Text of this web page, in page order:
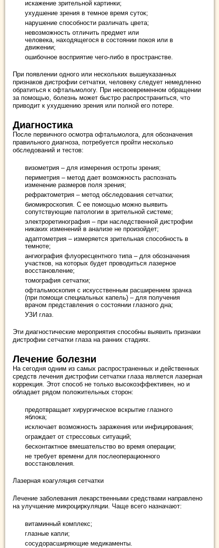
искажение зрительной картинки;
ухудшение зрения в темное время суток;
нарушение способности различать цвета;
невозможность отличить предмет или
человека, находящегося в состоянии покоя или в
движении;
ошибочное восприятие чего-либо в пространстве.
При появлении одного или нескольких вышеуказанных
признаков дистрофии сетчатки, человеку следует немедленно
обратиться к офтальмологу. При несвоевременном обращении
за помощью, болезнь может быстро распространиться, что
приводит к ухудшению зрения или полной его потере.
Диагностика
После первичного осмотра офтальмолога, для обозначения
правильного диагноза, потребуется пройти несколько
обследований и тестов:
визометрия – для измерения остроты зрения;
периметрия – метод дает возможность распознать
изменение размеров поля зрения;
рефрактометрия – метод обследования сетчатки;
биомикроскопия. С ее помощью можно выявить
сопутствующие патологии в зрительной системе;
электроретинография – при наследственной дистрофии
никаких изменений в анализе не произойдет;
адаптометрия – измеряется зрительная способность в
темноте;
ангиография флуоресцентного типа – для обозначения
участков, на которых будет проводиться лазерное
восстановление;
томография сетчатки;
офтальмоскопия с искусственным расширением зрачка
(при помощи специальных капель) – для получения
врачом представления о состоянии глазного дна;
УЗИ глаз.
Эти диагностические мероприятия способны выявить признаки
дистрофии сетчатки глаза на ранних стадиях.
Лечение болезни
На сегодня одним из самых распространенных и действенных
средств лечения дистрофии сетчатки глаза является лазерная
коррекция. Этот способ не только высокоэффективен, но и
обладает рядом положительных сторон:
предотвращает хирургическое вскрытие глазного
яблока;
исключает возможность заражения или инфицирования;
ограждает от стрессовых ситуаций;
бесконтактное вмешательство во время операции;
не требует времени для послеоперационного
восстановления.
Лазерная коагуляция сетчатки
Лечение заболевания лекарственными средствами направлено
на улучшение микроциркуляции. Чаще всего назначают:
витаминный комплекс;
глазные капли;
сосудорасширяющие медикаменты.